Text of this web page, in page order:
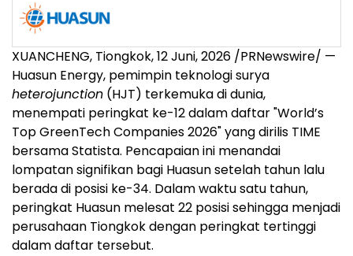
XUANCHENG, Tiongkok,12 Juni, 2026 /PRNewswire/ —
Huasun Energy, pemimpin teknologi surya
heterojunction (HJT) terkemuka di dunia,
menempati peringkat ke-12 dalam daftar "World’s
Top GreenTech Companies 2026" yang dirilis TIME
bersama Statista. Pencapaian ini menandai
lompatan signifikan bagi Huasun setelah tahun lalu
berada di posisi ke-34. Dalam waktu satu tahun,
peringkat Huasun melesat 22 posisi sehingga menjadi
perusahaan Tiongkok dengan peringkat tertinggi
dalam daftar tersebut.